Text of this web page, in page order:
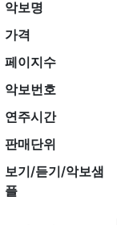
악보명
가격
페이지수
악보번호
연주시간
판매단위
보기/듣기/악보샘
플